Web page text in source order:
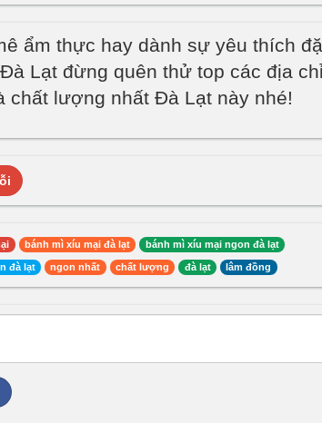
ẩm thực hay dành sự yêu thích
Lạt đừng quên thử top các địa
chất lượng nhất Đà Lạt này nhé!
bánh mì xíu mại đà lạt bánh mì xíu mại ngon đà lạt
đà lạt ngon nhất chất lượng đà lạt lâm đồng